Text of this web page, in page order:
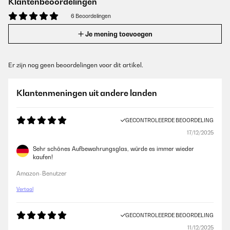
6 Beoordelingen
Je mening toevoegen
Er zijn nog geen beoordelingen voor dit artikel.
Klantenmeningen uit andere landen
GECONTROLEERDE BEOORDELING
17/12/2025
Sehr schönes Aufbewahrungsglas, würde es immer wieder
kaufen!
Amazon-Benutzer
Vertaal
GECONTROLEERDE BEOORDELING
11/12/2025